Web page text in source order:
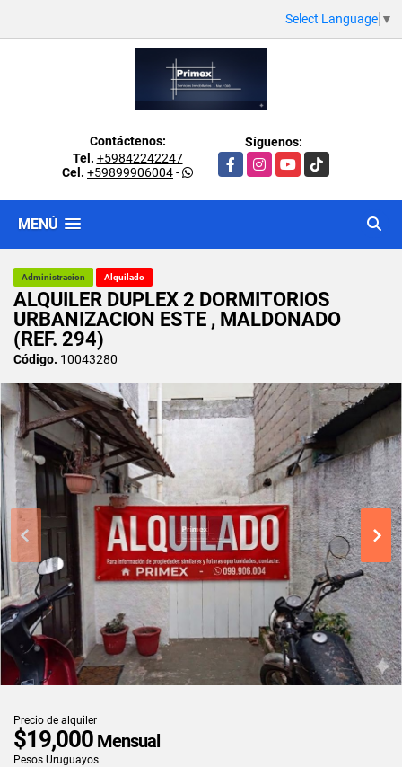
Select Language ▼
Contáctenos:
Tel. +59842242247
Cel. +59899906004-
Síguenos:
FacebookInstagramYouTubeTikTok
MENÚ
Administracion Alquilado
ALQUILER DUPLEX 2 DORMITORIOS
URBANIZACION ESTE , MALDONADO
(REF. 294)
Código. 10043280
Precio de alquiler
$19,000 Mensual
Pesos Uruguayos